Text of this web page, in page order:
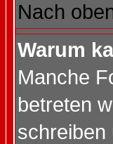
Nach
Warum
Manche
betreten
schreiben